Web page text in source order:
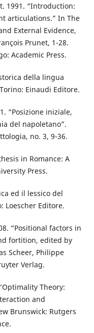
1991. “Introduction:
articulations.” In The
External Evidence,
Prunet, 1-28.
Academic Press.
della lingua
Einaudi Editore.
“Posizione iniziale,
del napoletano”.
no. 3, 9-36.
in Romance: A
Press.
ed il lessico del
Loescher Editore.
“Positional factors in
fortition, edited by
Scheer, Philippe
Verlag.
Theory:
and
Brunswick: Rutgers